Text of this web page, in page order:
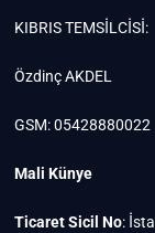
KIBRIS TEMSİLCİSİ:
Özdinç AKDEL
GSM: 05428880022
Mali Künye
Ticaret Sicil No: